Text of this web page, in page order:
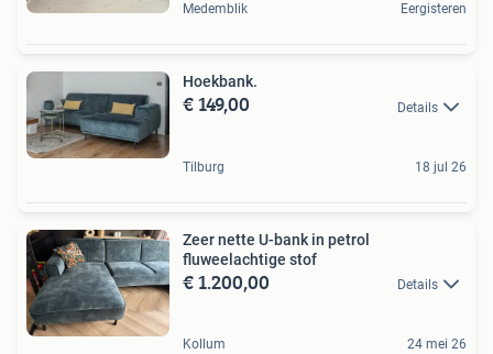
Medemblik Eergisteren
Hoekbank.
€ 149,00 Details
Tilburg 18 jul 26
Zeer nette U-bank in petrol
fluweelachtige stof
€ 1.200,00 Details
Kollum 24 mei 26